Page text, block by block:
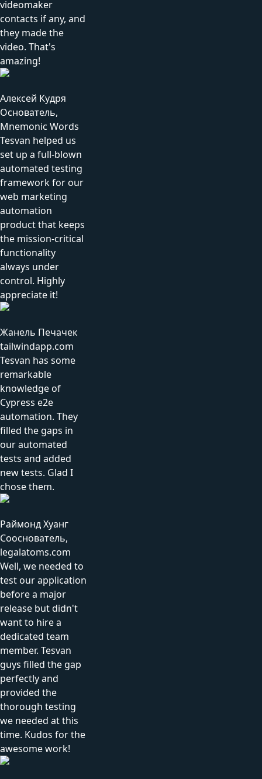
videomaker
contacts if any, and
they made the
video. That's
amazing!
Алексей Кудря
Основатель,
Mnemonic Words
Tesvan helped us
set up a full-blown
automated testing
framework for our
web marketing
automation
product that keeps
the mission-critical
functionality
always under
control. Highly
appreciate it!
Жанель Печачек
tailwindapp.com
Tesvan has some
remarkable
knowledge of
Cypress e2e
automation. They
filled the gaps in
our automated
tests and added
new tests. Glad I
chose them.
Раймонд Хуанг
Сооснователь,
legalatoms.com
Well, we needed to
test our application
before a major
release but didn't
want to hire a
dedicated team
member. Tesvan
guys filled the gap
perfectly and
provided the
thorough testing
we needed at this
time. Kudos for the
awesome work!